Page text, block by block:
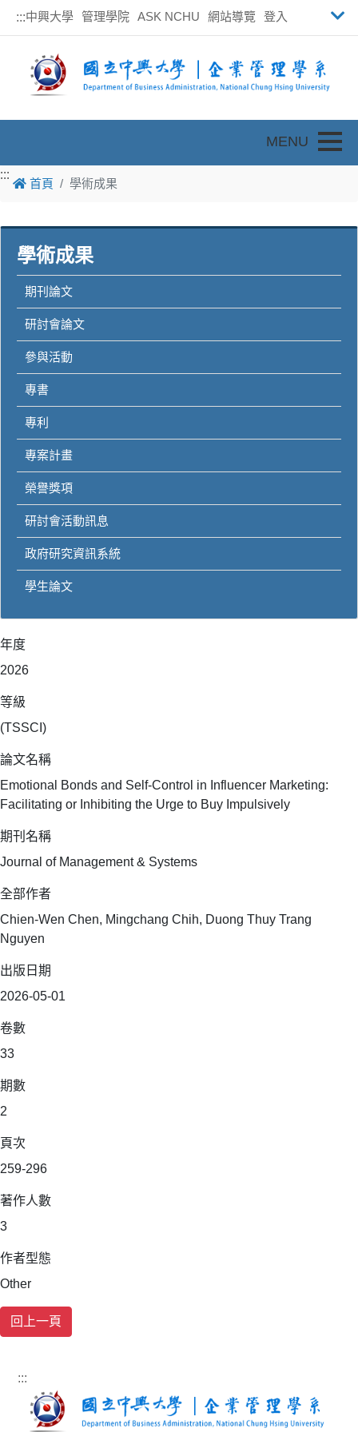
:::中興大學 管理學院 ASK NCHU 網站導覽 登入
:::
:::
首頁 學術成果
學術成果
期刊論文
研討會論文
參與活動
專書
專利
專案計畫
榮譽獎項
研討會活動訊息
政府研究資訊系統
學生論文
年度
2026
等級
(TSSCI)
論文名稱
Emotional Bonds and Self-Control in Influencer Marketing:
Facilitating or Inhibiting the Urge to Buy Impulsively
期刊名稱
Journal of Management & Systems
全部作者
Chien-Wen Chen, Mingchang Chih, Duong Thuy Trang
Nguyen
出版日期
2026-05-01
卷數
33
期數
2
頁次
259-296
著作人數
3
作者型態
Other
:::